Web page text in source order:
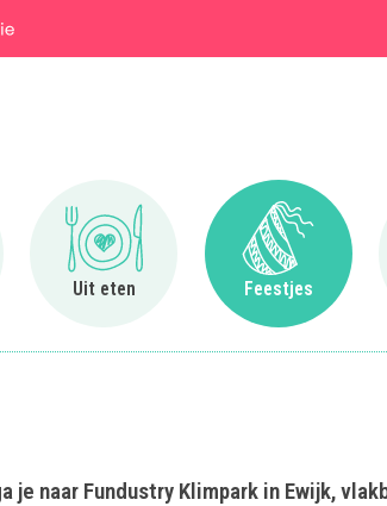
Uit eten
Ga naar Uit eten
Feestjes
Ga naar
naar Fundustry Klimpark in Ewijk,